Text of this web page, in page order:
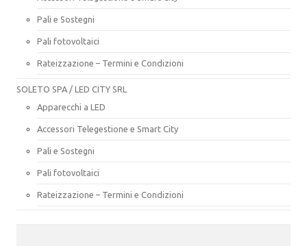
Pali e Sostegni
Pali fotovoltaici
Rateizzazione – Termini e Condizioni
SOLETO SPA / LED CITY SRL
Apparecchi a LED
Accessori Telegestione e Smart City
Pali e Sostegni
Pali fotovoltaici
Rateizzazione – Termini e Condizioni